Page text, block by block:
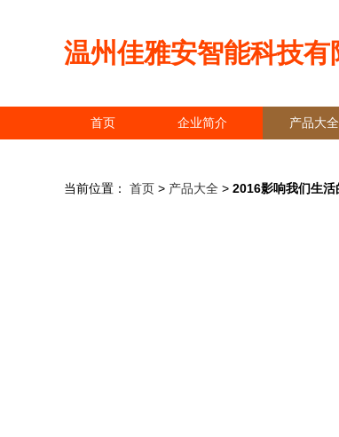
温州佳雅安智能科技有
首页 企业简介 产品大全
当前位置： 首页 > 产品大全 > 2016影响我们生